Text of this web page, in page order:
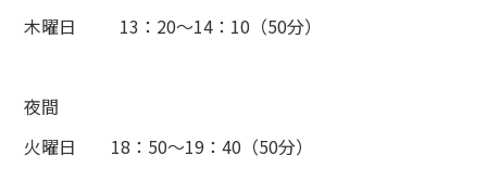
木曜日 13：20～14：10（50分）
夜間
火曜日 18：50～19：40（50分）